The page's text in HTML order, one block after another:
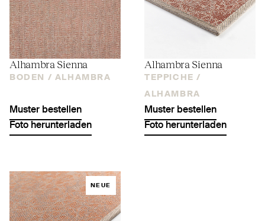
Alhambra Sienna
BODEN / ALHAMBRA
Muster bestellen
Foto herunterladen
Alhambra Sienna
TEPPICHE /
ALHAMBRA
Muster bestellen
Foto herunterladen
NEUE